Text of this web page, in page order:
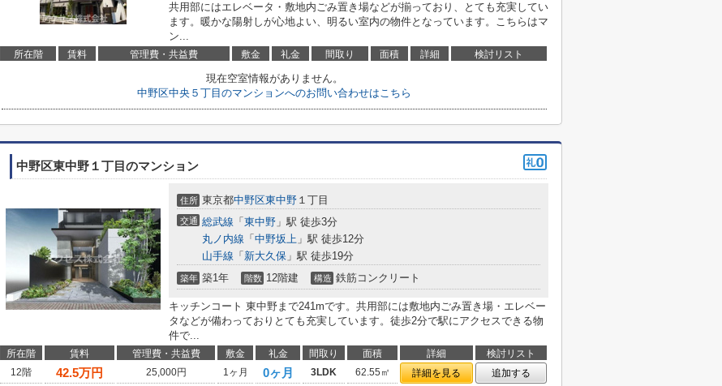
共用部にはエレベータ・敷地内ごみ置き場などが揃っており、とても充実してい
ます。暖かな陽射しが心地よい、明るい室内の物件となっています。こちらはマ
ン...
所在階 賃料 管理費・共益費 敷金 礼金 間取り 面積 詳細 検討リスト
現在空室情報がありません。
中野区中央５丁目のマンションへのお問い合わせはこちら
中野区東中野１丁目のマンション
住所 東京都中野区東中野 １丁目
交通 総武線 「 東中野 」駅 徒歩3分
丸ノ内線 「 中野坂上 」駅 徒歩12分
山手線 「 新大久保 」駅 徒歩19分
築年 築1年 階数 12階建 構造 鉄筋コンクリート
キッチンコート 東中野まで241mです。共用部には敷地内ごみ置き場・エレベー
タなどが備わっておりとても充実しています。徒歩2分で駅にアクセスできる物
件で...
所在階 賃料 管理費・共益費 敷金 礼金 間取り 面積 詳細
検討リスト
12階
42.5万円 25,000円 1ヶ月 0ヶ月 3LDK 62.55㎡ 詳細を見る 追加する